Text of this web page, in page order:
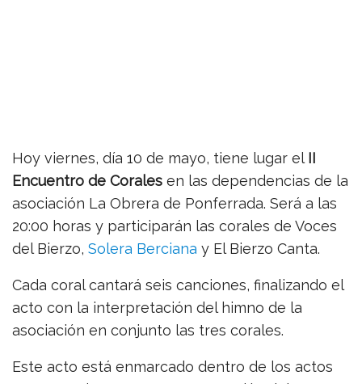
Hoy viernes, día 10 de mayo, tiene lugar el II
Encuentro de Corales en las dependencias de la
asociación La Obrera de Ponferrada. Será a las
20:00 horas y participarán las corales de Voces
del Bierzo, Solera Berciana y El Bierzo Canta.
Cada coral cantará seis canciones, finalizando el
acto con la interpretación del himno de la
asociación en conjunto las tres corales.
Este acto está enmarcado dentro de los actos